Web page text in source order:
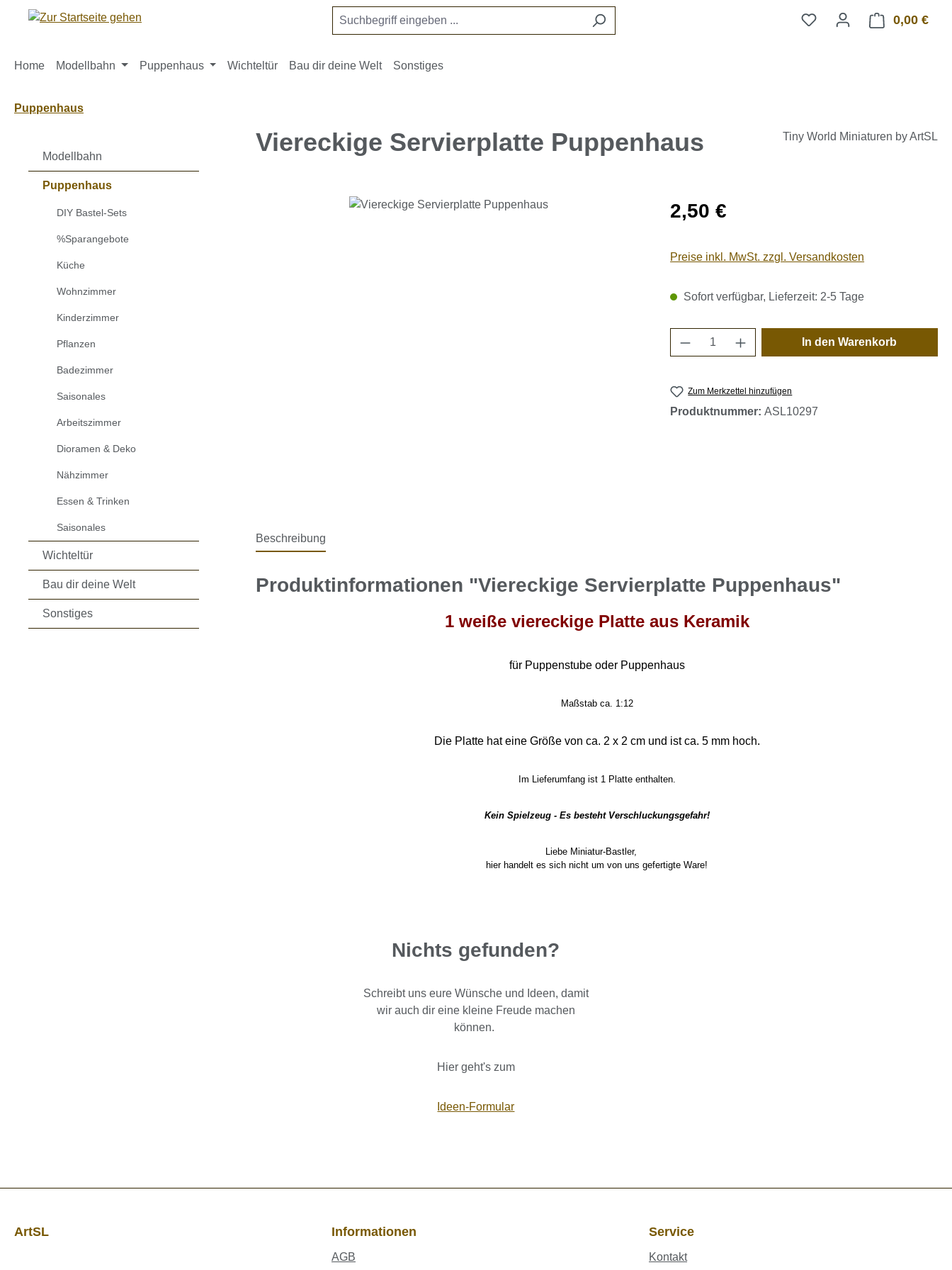
Hauptinhalt springen
Zur Suche springen
Zur Hauptnavigation springen 0,00 €
Home Modellbahn Puppenhaus Wichteltür Bau dir deine Welt Sonstiges
Puppenhaus
Modellbahn
Puppenhaus
DIY Bastel-Sets
%Sparangebote
Küche
Wohnzimmer
Kinderzimmer
Pflanzen
Badezimmer
Saisonales
Arbeitszimmer
Dioramen & Deko
Nähzimmer
Essen & Trinken
Saisonales
Wichteltür
Bau dir deine Welt
Sonstiges
Viereckige Servierplatte Puppenhaus Tiny World Miniaturen by ArtSL
Bildergalerie überspringen Regulärer Preis:
2,50 €
Preise inkl. MwSt. zzgl. Versandkosten
Sofort verfügbar, Lieferzeit: 2-5 Tage
Produkt Anzahl: Gib den
In den Warenkorb
Zum Merkzettel hinzufügen
Produktnummer:ASL10297
Beschreibung
Produktinformationen "Viereckige Servierplatte Puppenhaus"
1 weiße viereckige Platte aus Keramik
für Puppenstube oder Puppenhaus
Maßstab ca. 1:12
Die Platte hat eine Größe von ca. 2 x 2 cm und ist ca. 5 mm hoch.
Im Lieferumfang ist 1 Platte enthalten.
Kein Spielzeug - Es besteht Verschluckungsgefahr!
Liebe Miniatur-Bastler,
hier handelt es sich nicht um von uns gefertigte Ware!
Nichts gefunden?
Schreibt uns eure Wünsche und Ideen, damit
wir auch dir eine kleine Freude machen
können.
Hier geht's zum
Ideen-Formular
ArtSL Informationen
AGB
Service
Kontakt